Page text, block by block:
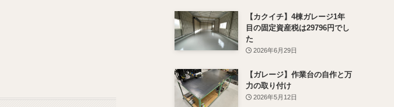
【カクイチ】4棟ガレージ1年
目の固定資産税は29796円でし
た
2026年6月29日
【ガレージ】作業台の自作と万
力の取り付け
2026年5月12日